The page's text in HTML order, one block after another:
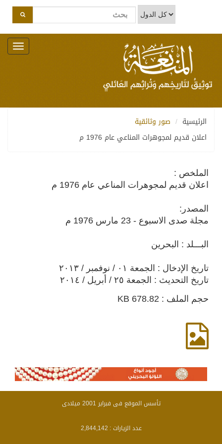
Toggle
navigation
الرئيسية
صور وثائقية
اعلان قديم لمجوهرات المناعي عام 1976 م
الملخص :
اعلان قديم لمجوهرات المناعي عام 1976 م
المصدر:
مجلة صدى الاسبوع - 23 مارس 1976 م
البـــلد : البحرين
تاريخ الإدخال : الجمعة ٠١ / نوفمبر / ٢٠١٣
تاريخ التحديث : الجمعة ٢٥ / أبريل / ٢٠١٤
حجم الملف : 678.82 KB
تأسس الموقع فى فبراير 2001 ميلادى
عدد الزيارات : 2,844,142